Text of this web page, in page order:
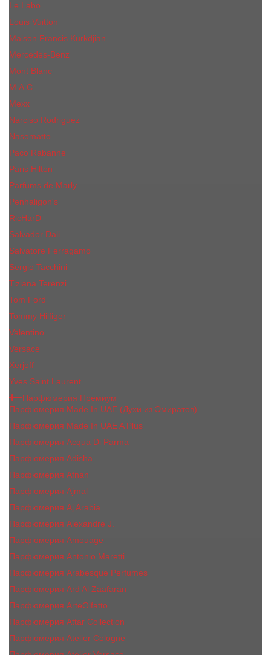
Le Labo
Louis Vuitton
Maison Francis Kurkdjian
Mercedes-Benz
Mont Blanc
M.А.C.
Mexx
Narciso Rodriguez
Nasomatto
Paco Rabanne
Paris Hilton
Parfums de Marly
Penhaligon​'s
RicHarD
Salvador Dali
Salvatore Ferragamo
Sergio Tacchini
Tiziana Terenzi
Tom Ford
Tommy Hilfiger
Valentino
Versace
Xerjoff
Yves Saint Laurent
Парфюмерия Премиум
Парфюмерия Made In UAE (Духи из Эмиратов)
Парфюмерия Made In UAE A Plus
Парфюмерия Acqua Di Parma
Парфюмерия Adisha
Парфюмерия Afnan
Парфюмерия Ajmal
Парфюмерия Aj Arabia
Парфюмерия Alexandre J.
Парфюмерия Amouage
Парфюмерия Antonio Maretti
Парфюмерия Arabesque Perfumes
Парфюмерия Ard Al Zaafaran
Парфюмерия ArteOlfatto
Парфюмерия Attar Collection
Парфюмерия Atelier Cologne